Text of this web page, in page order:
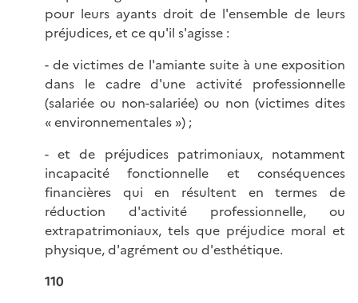
pour leurs ayants droit de l'ensemble de leurs
préjudices, et ce qu'il s'agisse :
- de victimes de l'amiante suite à une exposition
dans le cadre d'une activité professionnelle
(salariée ou non-salariée) ou non (victimes dites
« environnementales ») ;
- et de préjudices patrimoniaux, notamment
incapacité fonctionnelle et conséquences
financières qui en résultent en termes de
réduction d'activité professionnelle, ou
extrapatrimoniaux, tels que préjudice moral et
physique, d'agrément ou d'esthétique.
110